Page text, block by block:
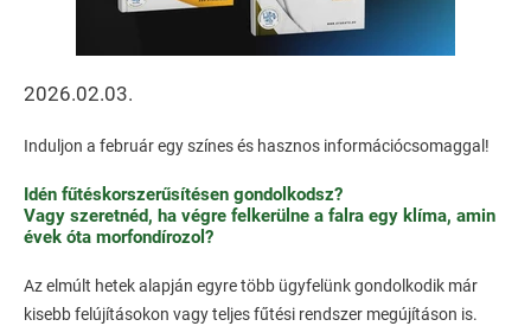
2026.02.03.
Induljon a február egy színes és hasznos információcsomaggal!
Idén fűtéskorszerűsítésen gondolkodsz?
Vagy szeretnéd, ha végre felkerülne a falra egy klíma, amin
évek óta morfondírozol?
Az elmúlt hetek alapján egyre több ügyfelünk gondolkodik már
kisebb felújításokon vagy teljes fűtési rendszer megújításon is.